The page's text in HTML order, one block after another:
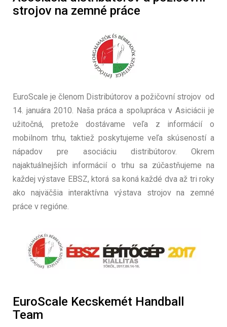
strojov na zemné práce
EuroScale je členom Distribútorov a požičovní strojov od
14. januára 2010. Naša práca a spolupráca v Asiciácii je
užitočná, pretože dostávame veľa z informácií o
mobilnom trhu, taktiež poskytujeme veľa skúseností a
nápadov pre asociáciu distribútorov. Okrem
najaktuálnejších informácií o trhu sa zúčastňujeme na
každej výstave EBSZ, ktorá sa koná každé dva až tri roky
ako najväčšia interaktívna výstava strojov na zemné
práce v regióne.
EuroScale Kecskemét Handball
Team